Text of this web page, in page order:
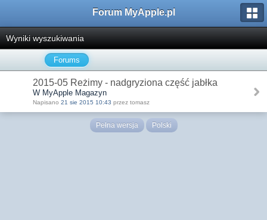
Forum MyApple.pl
Wyniki wyszukiwania
Forums
2015-05 Reżimy - nadgryziona część jabłka
W MyApple Magazyn
Napisano 21 sie 2015 10:43 przez tomasz
Pełna wersja Polski